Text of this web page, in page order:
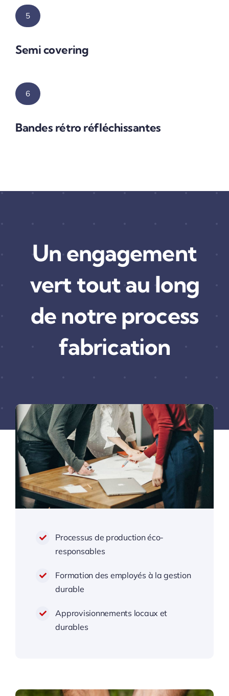
5
Semi covering
6
Bandes rétro réfléchissantes
Un engagement
vert tout au long
de notre process
fabrication
Processus de production éco-
responsables
Formation des employés à la gestion
durable
Approvisionnements locaux et
durables